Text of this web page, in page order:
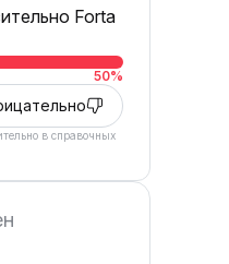
Forta
50%
в справочных